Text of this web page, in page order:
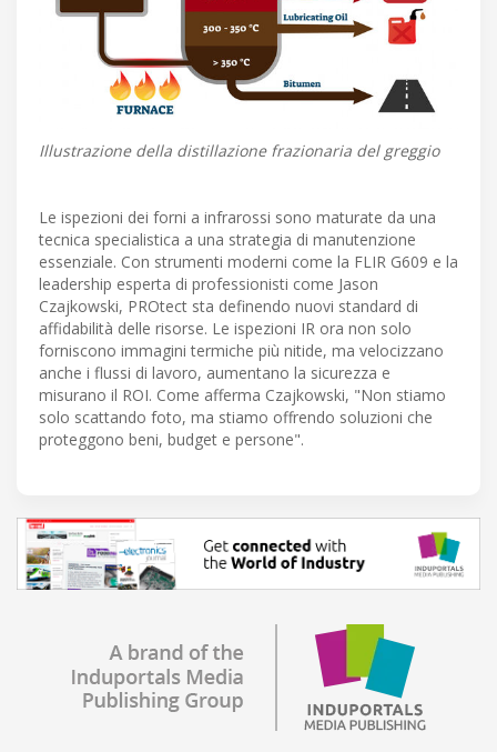
Illustrazione della distillazione frazionaria del greggio
Le ispezioni dei forni a infrarossi sono maturate da una
tecnica specialistica a una strategia di manutenzione
essenziale. Con strumenti moderni come la FLIR G609 e la
leadership esperta di professionisti come Jason
Czajkowski, PROtect sta definendo nuovi standard di
affidabilità delle risorse. Le ispezioni IR ora non solo
forniscono immagini termiche più nitide, ma velocizzano
anche i flussi di lavoro, aumentano la sicurezza e
misurano il ROI. Come afferma Czajkowski, "Non stiamo
solo scattando foto, ma stiamo offrendo soluzioni che
proteggono beni, budget e persone".